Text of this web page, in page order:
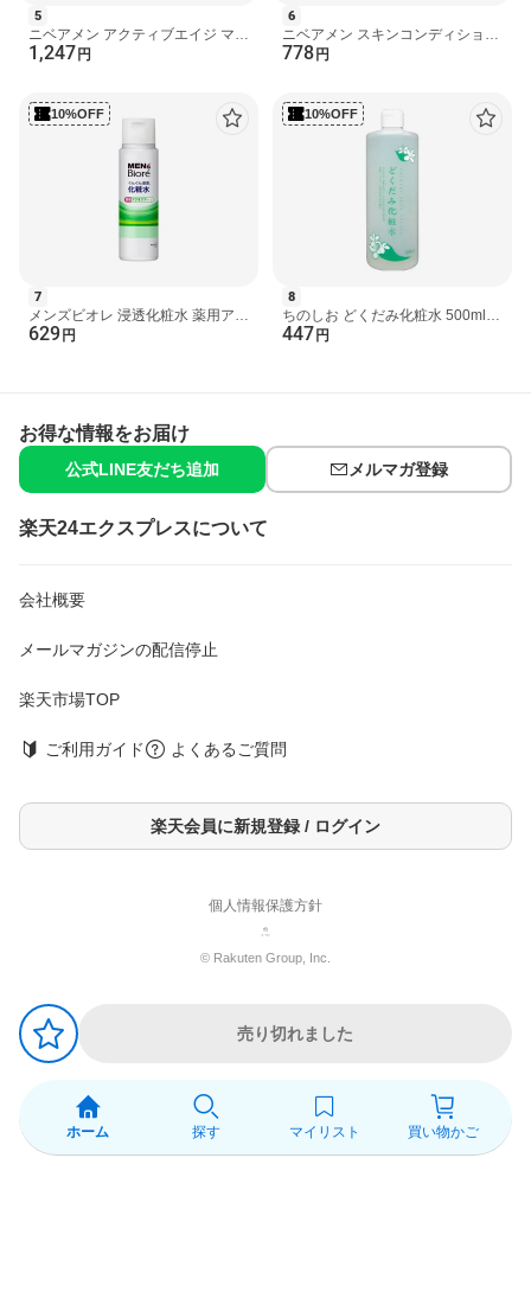
5
ニベアメン アクティブエイジ マル
チケアクリーム 85g 【ニベアメ
1,247 円
6
ニベアメン スキンコンディショナ
ーバーム 110ml 【ニベアメン】 男
778 円
10%OFF
7
メンズビオレ 浸透化粧水 薬用アク
ネケアタイプ 180ml 【メンズビオ
629 円
10%OFF
8
ちのしお どくだみ化粧水 500ml
【地の塩社】 どくだみ
447 円
お得な情報をお届け
公式LINE友だち追加 メルマガ登録
楽天24エクスプレスについて
会社概要
メールマガジンの配信停止
楽天市場TOP
ご利用ガイド よくあるご質問
楽天会員に新規登録 / ログイン
個人情報保護方針
© Rakuten Group, Inc.
売り切れました
ホーム 探す マイリスト 買い物かご